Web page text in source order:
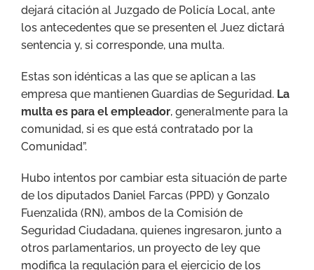
dejará citación al Juzgado de Policía Local, ante
los antecedentes que se presenten el Juez dictará
sentencia y, si corresponde, una multa.
Estas son idénticas a las que se aplican a las
empresa que mantienen Guardias de Seguridad. La
multa es para el empleador, generalmente para la
comunidad, si es que está contratado por la
Comunidad”.
Hubo intentos por cambiar esta situación de parte
de los diputados Daniel Farcas (PPD) y Gonzalo
Fuenzalida (RN), ambos de la Comisión de
Seguridad Ciudadana, quienes ingresaron, junto a
otros parlamentarios, un proyecto de ley que
modifica la regulación para el ejercicio de los